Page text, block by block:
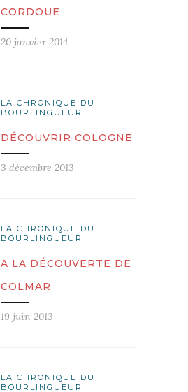
CORDOUE
20 janvier 2014
LA CHRONIQUE DU
BOURLINGUEUR
DÉCOUVRIR COLOGNE
3 décembre 2013
LA CHRONIQUE DU
BOURLINGUEUR
A LA DÉCOUVERTE DE
COLMAR
19 juin 2013
LA CHRONIQUE DU
BOURLINGUEUR